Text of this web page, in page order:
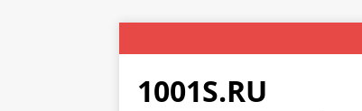
1001S.RU